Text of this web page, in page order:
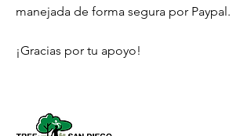
manejada de forma segura por Paypal.
¡Gracias por tu apoyo!